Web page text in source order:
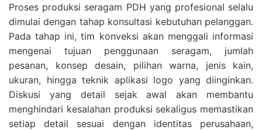
Proses produksi seragam PDH yang profesional selalu
dimulai dengan tahap konsultasi kebutuhan pelanggan.
Pada tahap ini, tim konveksi akan menggali informasi
mengenai tujuan penggunaan seragam, jumlah
pesanan, konsep desain, pilihan warna, jenis kain,
ukuran, hingga teknik aplikasi logo yang diinginkan.
Diskusi yang detail sejak awal akan membantu
menghindari kesalahan produksi sekaligus memastikan
setiap detail sesuai dengan identitas perusahaan,